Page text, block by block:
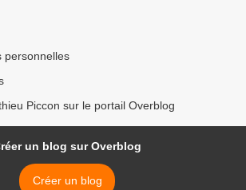
personnelles
Piccon sur le portail Overblog
un blog sur Overblog
Créer un blog